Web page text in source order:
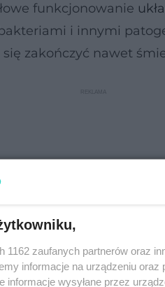
funkcjonowanie
i innymi
zakończyć nawet
1162 zaufanych partnerów oraz
informacje na urządzeniu
informacje wysyłane przez